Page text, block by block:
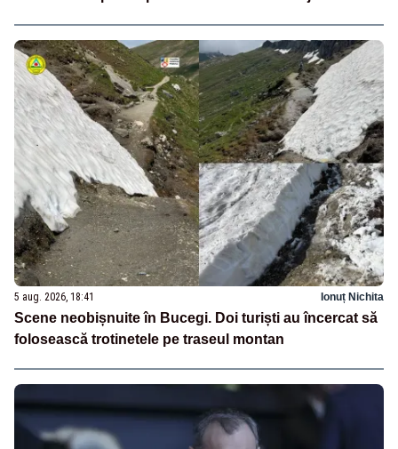
5 aug. 2026, 18:41 Ionuț Nichita
Scene neobișnuite în Bucegi. Doi turiști au încercat să
folosească trotinetele pe traseul montan